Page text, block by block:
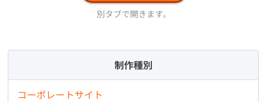
別タブで開きます。
制作種別
コーポレートサイト